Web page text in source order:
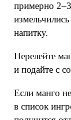
примерно
напитку.
Перелейте
и подайте с
Если манго
в список